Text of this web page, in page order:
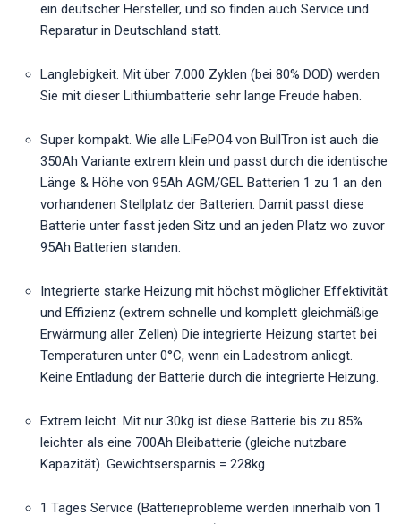
ein deutscher Hersteller, und so finden auch Service und
Reparatur in Deutschland statt.
Langlebigkeit. Mit über 7.000 Zyklen (bei 80% DOD) werden
Sie mit dieser Lithiumbatterie sehr lange Freude haben.
Super kompakt. Wie alle LiFePO4 von BullTron ist auch die
350Ah Variante extrem klein und passt durch die identische
Länge & Höhe von 95Ah AGM/GEL Batterien 1 zu 1 an den
vorhandenen Stellplatz der Batterien. Damit passt diese
Batterie unter fasst jeden Sitz und an jeden Platz wo zuvor
95Ah Batterien standen.
Integrierte starke Heizung mit höchst möglicher Effektivität
und Effizienz (extrem schnelle und komplett gleichmäßige
Erwärmung aller Zellen) Die integrierte Heizung startet bei
Temperaturen unter 0°C, wenn ein Ladestrom anliegt.
Keine Entladung der Batterie durch die integrierte Heizung.
Extrem leicht. Mit nur 30kg ist diese Batterie bis zu 85%
leichter als eine 700Ah Bleibatterie (gleiche nutzbare
Kapazität). Gewichtsersparnis = 228kg
1 Tages Service (Batterieprobleme werden innerhalb von 1